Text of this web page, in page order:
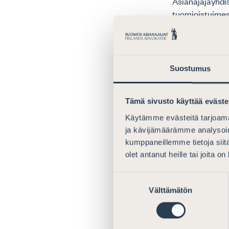
Suostumus
Tämä sivusto käyttää
Käytämme evästeitä
ja kävijämäärämme
kumppaneillemme tietoja
olet antanut heille tai joita
Välttämätön
velvollisuutensa.
Edellä
joita tätä
toimittaminen
Asianajajaliitto
asianajajia ja
sen pyytämät
annetuissa